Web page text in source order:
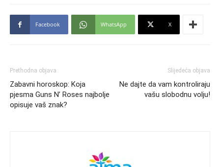
Facebook WhatsApp X
Prethodna objava
Zabavni horoskop: Koja
pjesma Guns N’ Roses najbolje
opisuje vaš znak?
Slijedeća objava
Ne dajte da vam kontroliraju
vašu slobodnu volju!